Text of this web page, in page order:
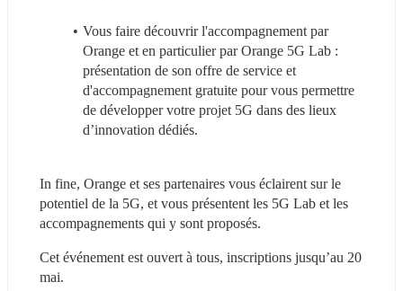
Vous faire découvrir l'accompagnement par
Orange et en particulier par Orange 5G Lab :
présentation de son offre de service et
d'accompagnement gratuite pour vous permettre
de développer votre projet 5G dans des lieux
d’innovation dédiés.
In fine, Orange et ses partenaires vous éclairent sur le
potentiel de la 5G, et vous présentent les 5G Lab et les
accompagnements qui y sont proposés.
Cet événement est ouvert à tous, inscriptions jusqu’au 20
mai.